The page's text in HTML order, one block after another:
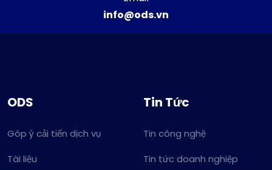
info@ods.vn
ODS
Góp ý cải tiến dịch vụ
Tài liệu
Tin Tức
Tin công nghệ
Tin tức doanh nghiệp